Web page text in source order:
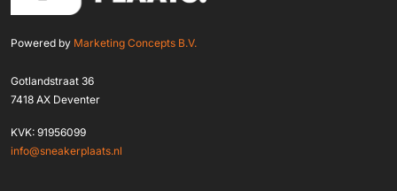
Powered by Marketing Concepts B.V.
Gotlandstraat 36
7418 AX Deventer
KVK: 91956099
info@sneakerplaats.nl